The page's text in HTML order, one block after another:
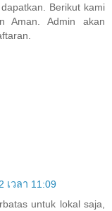
Berikut kami
Aman. Admin akan
เวลา 11:09
untuk lokal saja,